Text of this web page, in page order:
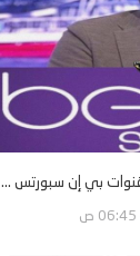
بي إن سبورتس ...